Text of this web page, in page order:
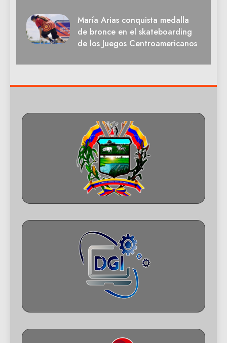
María Arias conquista medalla
de bronce en el skateboarding
de los Juegos Centroamericanos